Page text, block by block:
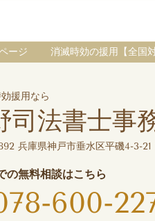
ージ 消滅時効の援用【全国対
援用なら
司法書士事
兵庫県神戸市垂水区平磯4-3-
の無料相談はこちら
600-